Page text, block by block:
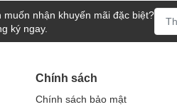
muốn nhận khuyến mãi đặc biệt?
ký ngay.
Chính sách
Chính sách bảo mật